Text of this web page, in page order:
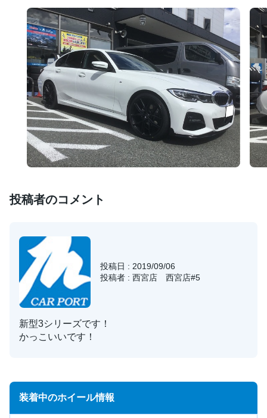
投稿者のコメント
投稿日 : 2019/09/06
投稿者 : 西宮店 西宮店#5
新型3シリーズです！
かっこいいです！
装着中のホイール情報